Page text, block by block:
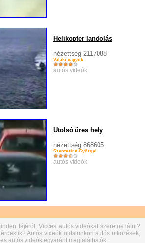
Helikopter landolás
nézettség 2117088
Valaki vagyok
autós videók
Utolsó üres hely
nézettség 868605
Szentesiné Györgyi
autós videók
tájáról. Vicces autós videókat szeretne látni?
Autós videók oldalunkon autós ütközések,
autós videók egyaránt megtalálhatók.